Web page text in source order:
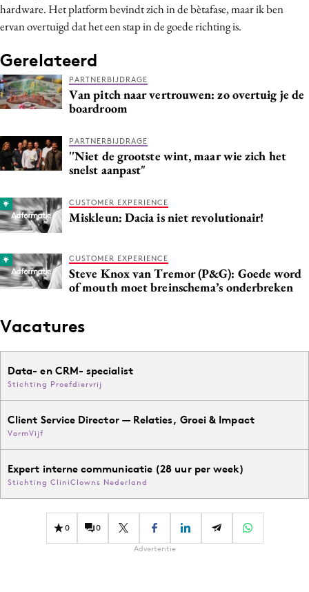
Reputatie & crisis
hardware. Het platform bevindt zich in de bètafase, maar ik ben
ervan overtuigd dat het een stap in de goede richting is.
Gerelateerd
PARTNERBIJDRAGE
Van pitch naar vertrouwen: zo overtuig je de
boardroom
PARTNERBIJDRAGE
''Niet de grootste wint, maar wie zich het
snelst aanpast"
CUSTOMER EXPERIENCE
Miskleun: Dacia is niet revolutionair!
CUSTOMER EXPERIENCE
Steve Knox van Tremor (P&G): Goede word
of mouth moet breinschema’s onderbreken
Vacatures
Data- en CRM- specialist
Stichting Proefdiervrij
Client Service Director — Relaties, Groei & Impact
VormVijf
Expert interne communicatie (28 uur per week)
Stichting CliniClowns Nederland
0 0
Advertentie